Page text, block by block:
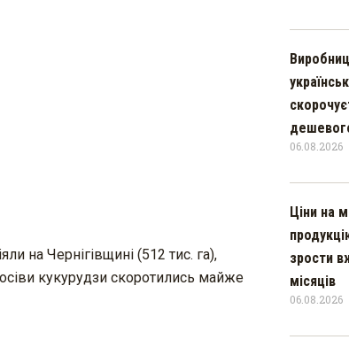
на Чернігівщині (512 тис. га),
кукурудзи скоротились майже
06.08.2026
Ціни на
зрости
місяців
06.08.2026